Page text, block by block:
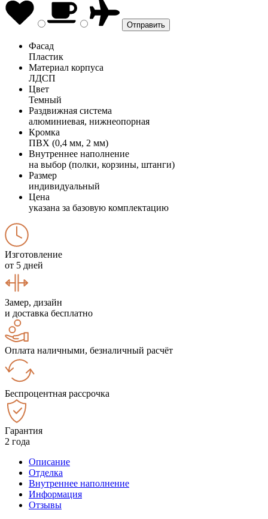
Фасад
Пластик
Материал корпуса
ЛДСП
Цвет
Темный
Раздвижная система
алюминиевая, нижнеопорная
Кромка
ПВХ (0,4 мм, 2 мм)
Внутреннее наполнение
на выбор (полки, корзины, штанги)
Размер
индивидуальный
Цена
указана за базовую комплектацию
Изготовление
от 5 дней
Замер, дизайн
и доставка бесплатно
Оплата наличными, безналичный расчёт
Беспроцентная рассрочка
Гарантия
2 года
Описание
Отделка
Внутреннее наполнение
Информация
Отзывы